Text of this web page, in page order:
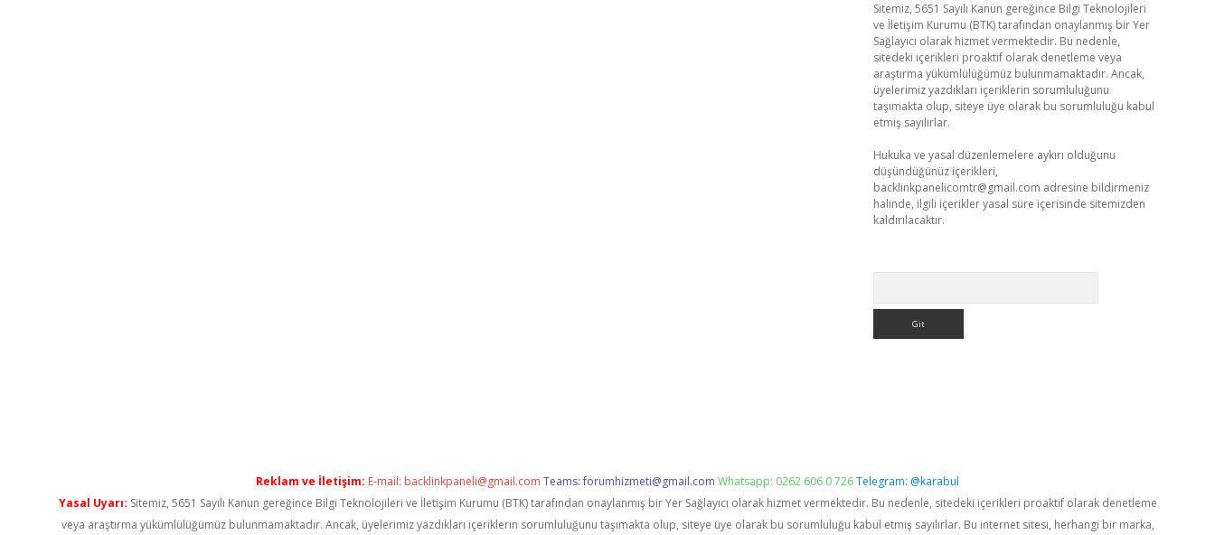
Sitemiz, 5651 Sayılı Kanun gereğince Bilgi Teknolojileri
ve İletişim Kurumu (BTK) tarafından onaylanmış bir Yer
Sağlayıcı olarak hizmet vermektedir. Bu nedenle,
sitedeki içerikleri proaktif olarak denetleme veya
araştırma yükümlülüğümüz bulunmamaktadır. Ancak,
üyelerimiz yazdıkları içeriklerin sorumluluğunu
taşımakta olup, siteye üye olarak bu sorumluluğu kabul
etmiş sayılırlar.
Hukuka ve yasal düzenlemelere aykırı olduğunu
düşündüğünüz içerikleri,
backlinkpanelicomtr@gmail.com adresine bildirmeniz
halinde, ilgili içerikler yasal süre içerisinde sitemizden
kaldırılacaktır.
Reklam ve İletişim: E-mail: backlinkpaneli@gmail.com Teams:forumhizmeti@gmail.com Whatsapp: 0262 606 0 726Telegram: @karabul
Yasal Uyarı: Sitemiz, 5651 Sayılı Kanun gereğince Bilgi Teknolojileri ve İletişim Kurumu (BTK) tarafından onaylanmış bir Yer Sağlayıcı olarak hizmet vermektedir. Bu nedenle, sitedeki içerikleri proaktif olarak denetleme
veya araştırma yükümlülüğümüz bulunmamaktadır. Ancak, üyelerimiz yazdıkları içeriklerin sorumluluğunu taşımakta olup, siteye üye olarak bu sorumluluğu kabul etmiş sayılırlar. Bu internet sitesi, herhangi bir marka,